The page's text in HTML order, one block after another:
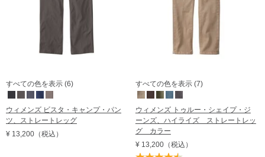
すべての色を表示 (6)
ウィメンズ ビスタ・キャンプ・パン
ツ、ストレートレッグ
¥ 13,200 （税込）
すべての色を表示 (7)
ウィメンズ トゥルー・シェイプ・ジ
ーンズ、ハイライズ ストレートレッ
グ カラー
¥ 13,200（税込）